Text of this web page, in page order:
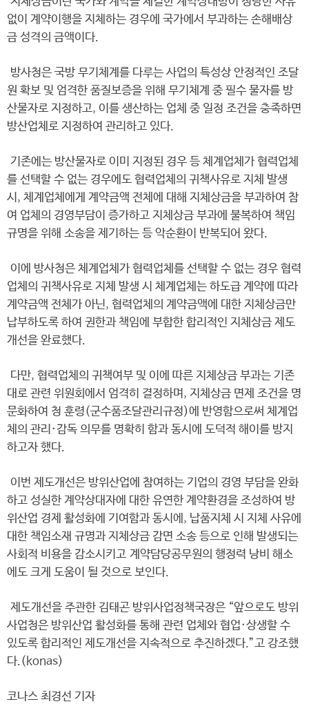
없이 계약이행을 지체하는 경우에 국가에서 부과하는 손해배상
금 성격의 금액이다.
방사청은 국방 무기체계를 다루는 사업의 특성상 안정적인 조달
원 확보 및 엄격한 품질보증을 위해 무기체계 중 필수 물자를 방
산물자로 지정하고, 이를 생산하는 업체 중 일정 조건을 충족하면
방산업체로 지정하여 관리하고 있다.
기존에는 방산물자로 이미 지정된 경우 등 체계업체가 협력업체
를 선택할 수 없는 경우에도 협력업체의 귀책사유로 지체 발생
시, 체계업체에게 계약금액 전체에 대해 지체상금을 부과하여 참
여 업체의 경영부담이 증가하고 지체상금 부과에 불복하여 책임
규명을 위해 소송을 제기하는 등 악순환이 반복되어 왔다.
이에 방사청은 체계업체가 협력업체를 선택할 수 없는 경우 협력
업체의 귀책사유로 지체 발생 시 체계업체는 하도급 계약에 따라
계약금액 전체가 아닌, 협력업체의 계약금액에 대한 지체상금만
납부하도록 하여 권한과 책임에 부합한 합리적인 지체상금 제도
개선을 완료했다.
다만, 협력업체의 귀책여부 및 이에 따른 지체상금 부과는 기존
대로 관련 위원회에서 엄격히 결정하며, 지체상금 면제 조건을 명
문화하여 청 훈령(군수품조달관리규정)에 반영함으로써 체계업
체의 관리·감독 의무를 명확히 함과 동시에 도덕적 해이를 방지
하고자 했다.
이번 제도개선은 방위산업에 참여하는 기업의 경영 부담을 완화
하고 성실한 계약상대자에 대한 유연한 계약환경을 조성하여 방
위산업 경제 활성화에 기여함과 동시에, 납품지체 시 지체 사유에
대한 책임소재 규명과 지체상금 감면 소송 등으로 인해 발생되는
사회적 비용을 감소시키고 계약담당공무원의 행정력 낭비 해소
에도 크게 도움이 될 것으로 보인다.
제도개선을 주관한 김태곤 방위사업정책국장은 “앞으로도 방위
사업청은 방위산업 활성화를 통해 관련 업체와 협업·상생할 수
있도록 합리적인 제도개선을 지속적으로 추진하겠다.”고 강조했
다.(konas)
코나스 최경선 기자